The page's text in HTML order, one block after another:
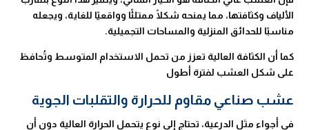
الألياف وكثافتها، مما يمنحه شكلًا ممتلئًا وواقعيًا للغاية، ويجعله
مناسبًا للحدائق المنزلية والمساحات التجميلية.
كما أن الكثافة العالية تعزز من تحمل الاستخدام المتوسط وتُحافظ
على شكل العشب لفترة أطول
عشب صناعي مقاوم للحرارة والتقلبات الجوية
في أجواء مثل الدرعية، تحتاج إلى نوع يتحمل الحرارة العالية دون أن